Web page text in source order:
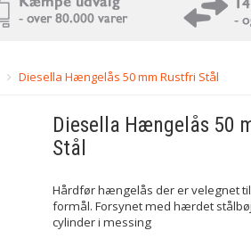
Diesella Hængelås 50 mm Rustfri Stål
Diesella Hængelås 50
Stål
Hårdfør hængelås der er velegnet
formål. Forsynet med hærdet
cylinder i messing